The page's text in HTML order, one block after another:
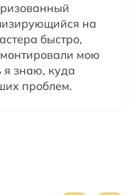
на
быстро,
мою
я знаю, куда
проблем.